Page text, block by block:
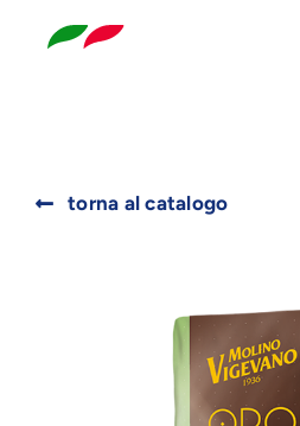
torna al catalogo
for: